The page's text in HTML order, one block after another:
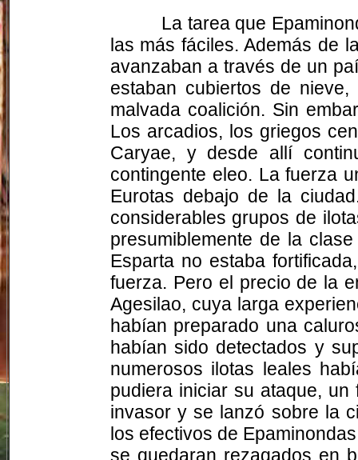
La tarea que
las más fáciles. Además de
avanzaban a través de un
estaban cubiertos de
malvada coalición. Sin
Los arcadios, los griegos
Caryae, y desde allí
contingente eleo. La fuerza
Eurotas debajo de la
considerables grupos de
presumiblemente de la
Esparta no estaba
fuerza. Pero el precio de la
Agesilao, cuya larga
habían preparado una
habían sido detectados y
numerosos ilotas leales
pudiera iniciar su ataque,
invasor y se lanzó sobre la
los efectivos de
se quedaran rezagados en